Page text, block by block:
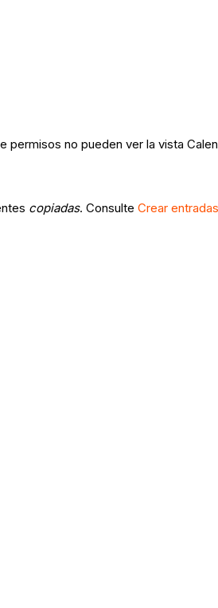
permisos no pueden ver la vista
copiadas. Consulte Crear